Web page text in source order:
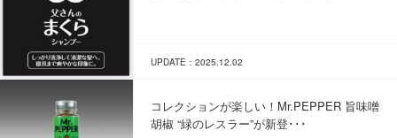
UPDATE：2025.12.02
コレクションが楽しい！Mr.PEPPER 旨味噌
胡椒 “緑のレスラー”が新登･･･